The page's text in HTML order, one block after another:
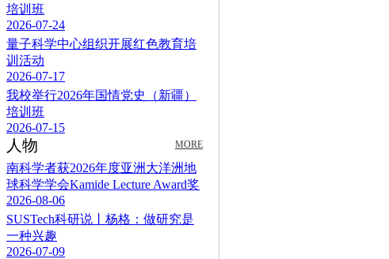
培训班
2026-07-24
量子科学中心组织开展红色教育培
训活动
2026-07-17
我校举行2026年国情党史（新疆）
培训班
2026-07-15
人物 MORE
南科学者获2026年度亚洲大洋洲地
球科学学会Kamide Lecture Award奖
2026-08-06
SUSTech科研说丨杨格：做研究是
一种兴趣
2026-07-09